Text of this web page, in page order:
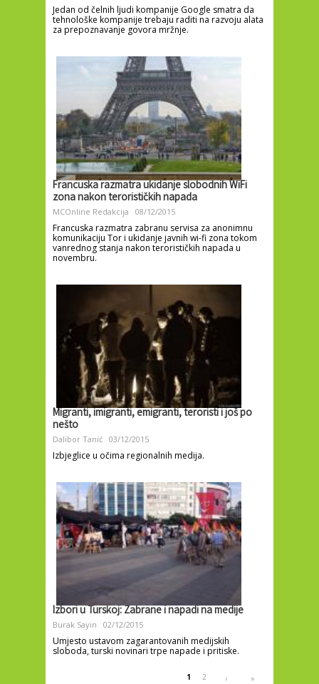
Jedan od čelnih ljudi kompanije Google smatra da
tehnološke kompanije trebaju raditi na razvoju alata
za prepoznavanje govora mržnje.
Francuska razmatra ukidanje slobodnih WiFi
zona nakon terorističkih napada
MCOnline Redakcija 08/12/2015
Francuska razmatra zabranu servisa za anonimnu
komunikaciju Tor i ukidanje javnih wi-fi zona tokom
vanrednog stanja nakon terorističkih napada u
novembru.
Migranti, imigranti, emigranti, teroristi i još po
nešto
Dalibor Tanić 03/12/2015
Izbjeglice u očima regionalnih medija.
Izbori u Turskoj: Zabrane i napadi na medije
Burak Sayin 02/12/2015
Umjesto ustavom zagarantovanih medijskih
sloboda, turski novinari trpe napade i pritiske.
1 2 › »